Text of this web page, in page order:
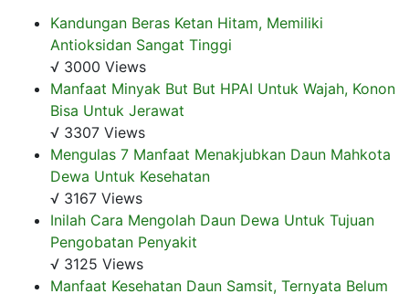
Kandungan Beras Ketan Hitam, Memiliki
Antioksidan Sangat Tinggi
√ 3000 Views
Manfaat Minyak But But HPAI Untuk Wajah, Konon
Bisa Untuk Jerawat
√ 3307 Views
Mengulas 7 Manfaat Menakjubkan Daun Mahkota
Dewa Untuk Kesehatan
√ 3167 Views
Inilah Cara Mengolah Daun Dewa Untuk Tujuan
Pengobatan Penyakit
√ 3125 Views
Manfaat Kesehatan Daun Samsit, Ternyata Belum